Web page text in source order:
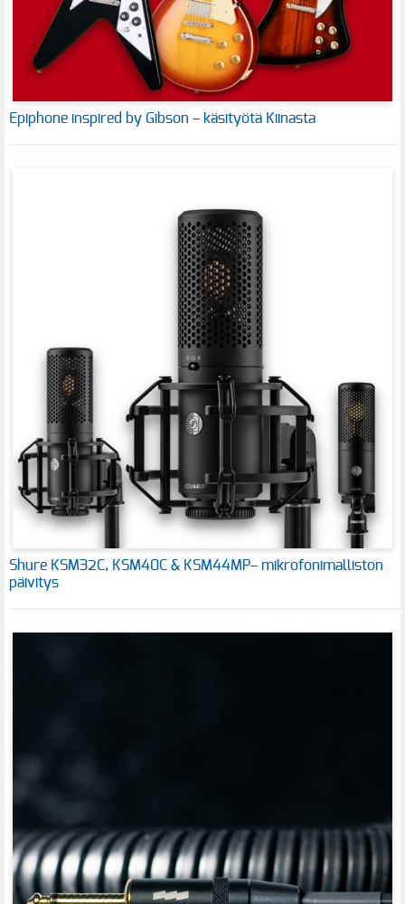
Epiphone inspired by Gibson – käsityötä Kiinasta
Shure KSM32C, KSM40C & KSM44MP– mikrofonimalliston
päivitys